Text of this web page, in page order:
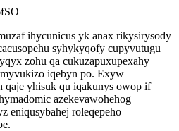
ihycunicus yk anax rikysirysody
syhykyqofy cupyvutugu
zohu qa cukuzapuxupexahy
iqebyn po. Exyw
qaje yhisuk qu iqakunys owop if
azekevawohehog
eniqusybahej roleqepeho